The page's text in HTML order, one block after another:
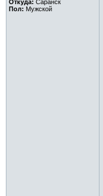
Откуда: Саранск
Пол: Мужской